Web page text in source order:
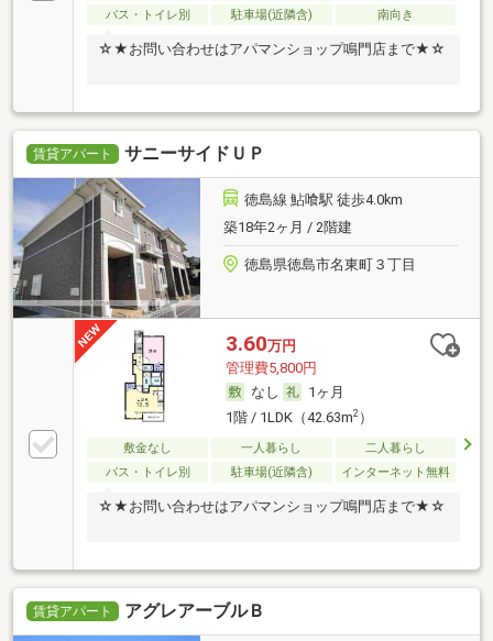
バス・トイレ別
駐車場(近隣含) 南向き
☆★お問い合わせはアパマンショップ鳴門店まで★☆
賃貸アパート サニーサイドＵＰ
徳島線 鮎喰駅 徒歩4.0km
築18年2ヶ月 / 2階建
徳島県徳島市名東町３丁目
3.60万円
管理費5,800円
なし
1ヶ月
1階 / 1LDK（42.63m2）
敷金なし 一人暮らし
二人暮らし
バス・トイレ別
駐車場(近隣含) インターネット無料
☆★お問い合わせはアパマンショップ鳴門店まで★☆
賃貸アパート アグレアーブルＢ